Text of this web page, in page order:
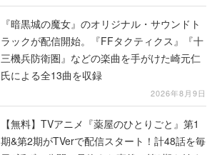
『暗黒城の魔女』のオリジナル・サウンドト
ラックが配信開始。『FFタクティクス』『十
三機兵防衛圏』などの楽曲を手がけた崎元仁
氏による全13曲を収録
2026年8月9日
【無料】TVアニメ『薬屋のひとりごと』第1
期&第2期がTVerで配信スタート！計48話を毎